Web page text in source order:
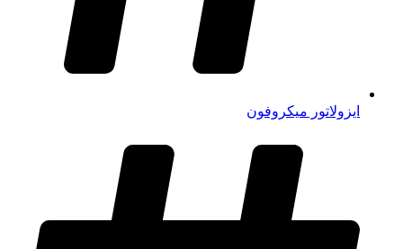
ایزولاتور میکروفون